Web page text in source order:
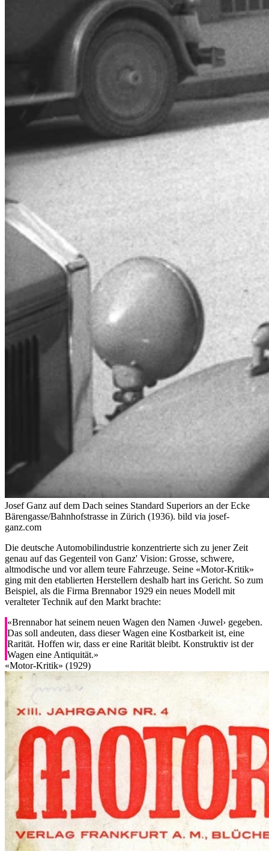
Josef Ganz auf dem Dach seines Standard Superiors an der Ecke
Bärengasse/Bahnhofstrasse in Zürich (1936). bild via josef-
ganz.com
Die deutsche Automobilindustrie konzentrierte sich zu jener Zeit
genau auf das Gegenteil von Ganz' Vision: Grosse, schwere,
altmodische und vor allem teure Fahrzeuge. Seine «Motor-Kritik»
ging mit den etablierten Herstellern deshalb hart ins Gericht. So zum
Beispiel, als die Firma Brennabor 1929 ein neues Modell mit
veralteter Technik auf den Markt brachte:
«Brennabor hat seinem neuen Wagen den Namen ‹Juwel› gegeben.
Das soll andeuten, dass dieser Wagen eine Kostbarkeit ist, eine
Rarität. Hoffen wir, dass er eine Rarität bleibt. Konstruktiv ist der
Wagen eine Antiquität.»
«Motor-Kritik» (1929)